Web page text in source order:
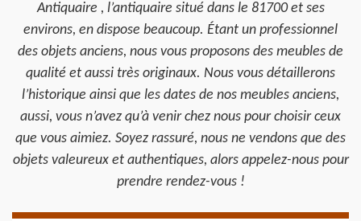
Antiquaire , l’antiquaire situé dans le 81700 et ses
environs, en dispose beaucoup. Étant un professionnel
des objets anciens, nous vous proposons des meubles de
qualité et aussi très originaux. Nous vous détaillerons
l’historique ainsi que les dates de nos meubles anciens,
aussi, vous n’avez qu’à venir chez nous pour choisir ceux
que vous aimiez. Soyez rassuré, nous ne vendons que des
objets valeureux et authentiques, alors appelez-nous pour
prendre rendez-vous !